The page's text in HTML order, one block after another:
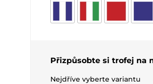
Přizpůsobte si trofej na
Nejdříve vyberte variantu